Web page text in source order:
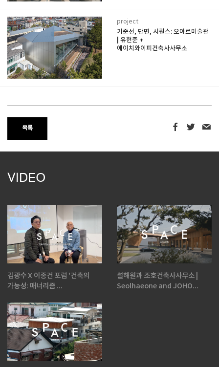
project
기준선, 단면, 시퀀스: 오아르미술관
| 유현준 +
에이치와이피건축사사무소
목록
VIDEO
김광수 X 이종건 포럼 '건축의
가능성: 매너리즘 ...
설해원과 조호건축사사무소 |
Seolhaeone and JOHO...